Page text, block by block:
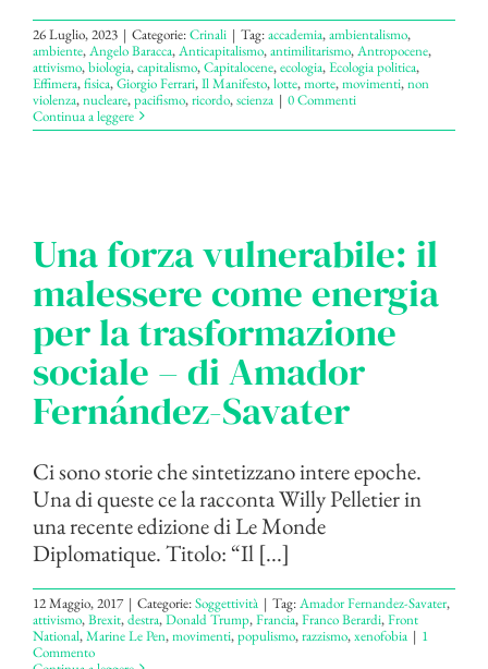
26 Luglio, 2023 | Categorie:Crinali | Tag:accademia,ambientalismo,
ambiente,Angelo Baracca,Anticapitalismo,antimilitarismo,Antropocene,
attivismo,biologia,capitalismo,Capitalocene,ecologia,Ecologia politica,
Effimera,fisica,Giorgio Ferrari,Il Manifesto,lotte,morte,movimenti,non
violenza,nucleare,pacifismo,ricordo,scienza | 0 Commenti
Continua a leggere
Una forza vulnerabile: il
malessere come energia
per la trasformazione
sociale – di Amador
Fernández-Savater
Ci sono storie che sintetizzano intere epoche.
Una di queste ce la racconta Willy Pelletier in
una recente edizione di Le Monde
Diplomatique. Titolo: “Il [...]
12 Maggio, 2017 | Categorie:Soggettività | Tag:Amador Fernandez-Savater,
attivismo,Brexit,destra,Donald Trump,Francia,Franco Berardi,Front
National,Marine Le Pen,movimenti,populismo,razzismo,xenofobia | 1
Commento